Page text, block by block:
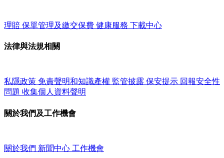
理賠 保單管理及繳交保費 健康服務 下載中心
法律與法規相關
私隱政策 免責聲明和知識產權 監管披露 保安提示 回報安全性
問題 收集個人資料聲明
關於我們及工作機會
關於我們 新聞中心 工作機會